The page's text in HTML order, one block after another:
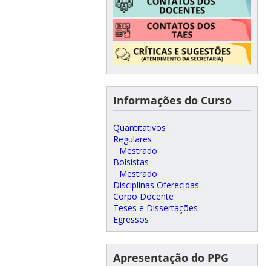
Informações do Curso
Quantitativos
Regulares
Mestrado
Bolsistas
Mestrado
Disciplinas Oferecidas
Corpo Docente
Teses e Dissertações
Egressos
Apresentação do PPG